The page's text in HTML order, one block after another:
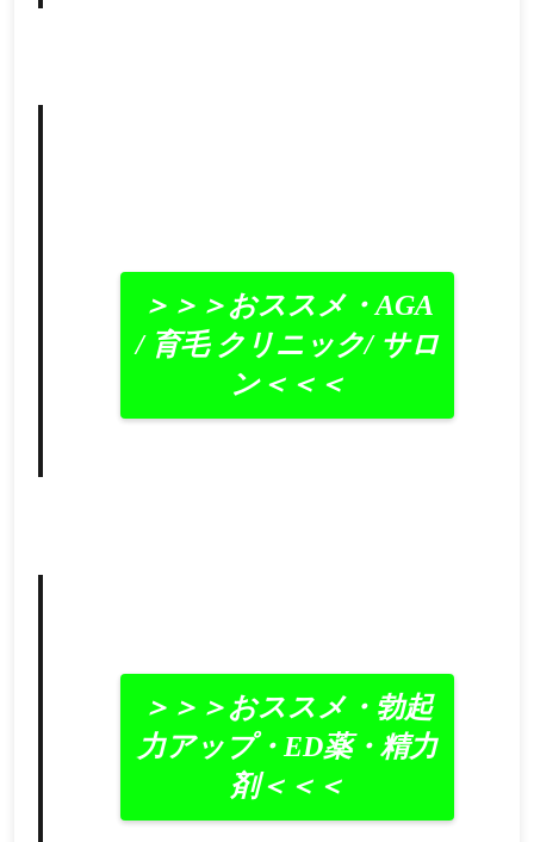
＞＞＞おススメ・AGA
/ 育毛 クリニック/ サロ
ン＜＜＜
＞＞＞おススメ・勃起
力アップ・ED薬・精力
剤＜＜＜